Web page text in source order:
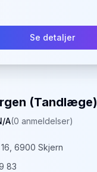
Se detaljer
(Tandlæge)
A(0 anmeldelser)
6900 Skjern
83